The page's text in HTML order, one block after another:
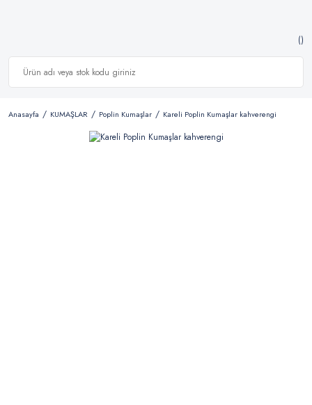
Anasayfa KUMAŞLAR Poplin Kumaşlar Kareli Poplin Kumaşlar kahverengi